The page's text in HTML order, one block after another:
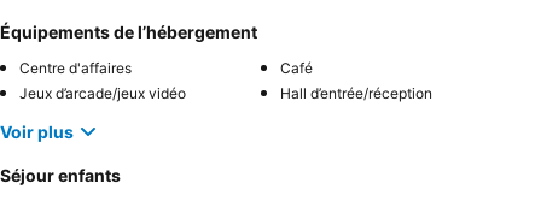
Équipements de l’hébergement
Centre d'affaires
Café
Jeux d’arcade/jeux vidéo
Hall d’entrée/réception
Voir plus
Séjour enfants